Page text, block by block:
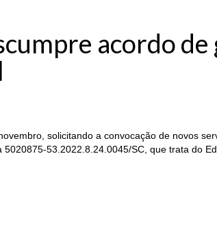
acordo de
solicitando a convocação de novos
53.2022.8.24.0045/SC, que trata do